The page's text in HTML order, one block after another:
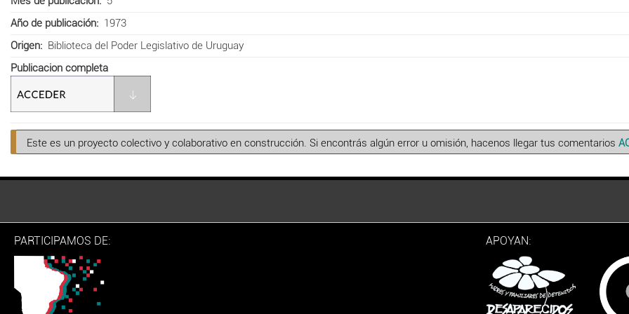
Año de publicación
1973
Origen
Biblioteca del Poder Legislativo de Uruguay
Publicacion completa
Este es un proyecto colectivo y colaborativo en construcción. Si encontrás algún error u omisión, hacenos llegar tus comentarios
PARTICIPAMOS DE: APOYAN: